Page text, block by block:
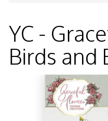
YC -
Birds and